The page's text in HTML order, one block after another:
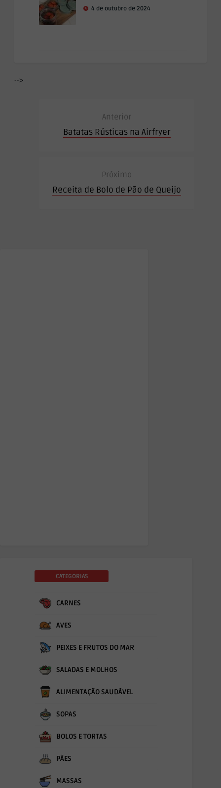
4 de outubro de 2024
-->
Anterior
Batatas Rústicas na Airfryer
Próximo
Receita de Bolo de Pão de Queijo
CATEGORIAS
CARNES
AVES
PEIXES E FRUTOS DO MAR
SALADAS E MOLHOS
ALIMENTAÇÃO SAUDÁVEL
SOPAS
BOLOS E TORTAS
PÃES
MASSAS